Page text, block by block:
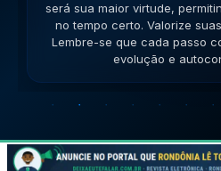
ponto forte; use-a para
criativa. Esteja aberto a
cada passo conta na sua